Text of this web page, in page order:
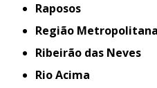
Raposos
Região
Ribeirão das Neves
Rio Acima